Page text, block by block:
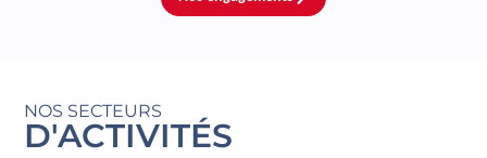
NOS SECTEURS
D'ACTIVITÉS